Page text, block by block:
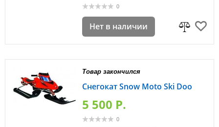
0
Нет в наличии
Товар закончился
Снегокат Snow Moto Ski Doo
5 500 P.
0